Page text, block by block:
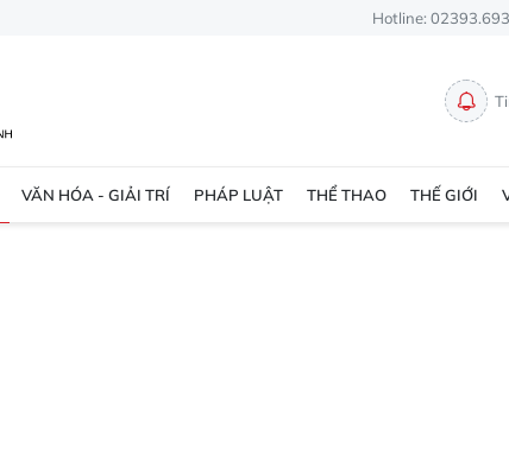
Hotline:
VĂN HÓA - GIẢI TRÍ PHÁP LUẬT THỂ THAO THẾ GIỚI